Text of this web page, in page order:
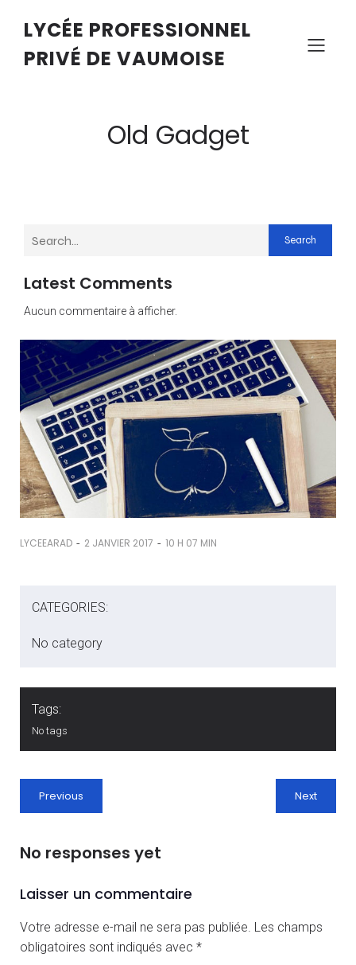
LYCÉE PROFESSIONNEL
PRIVÉ DE VAUMOISE
Old Gadget
Search
Latest Comments
Aucun commentaire à afficher.
LYCEEARAD - 2 JANVIER 2017 - 10 H 07 MIN
CATEGORIES:
No category
Tags:
No tags
Previous Next
No responses yet
Laisser un commentaire
Votre adresse e-mail ne sera pas publiée. Les champs
obligatoires sont indiqués avec *